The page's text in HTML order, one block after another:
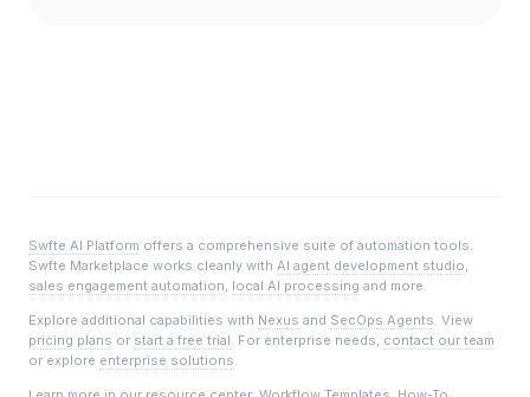
Swfte AI Platform offers a comprehensive suite of automation tools.
Swfte Marketplace works cleanly with AI agent development studio,
sales engagement automation, local AI processing and more.
Explore additional capabilities with Nexus and SecOps Agents. View
pricing plans or start a free trial. For enterprise needs, contact our team
or explore enterprise solutions.